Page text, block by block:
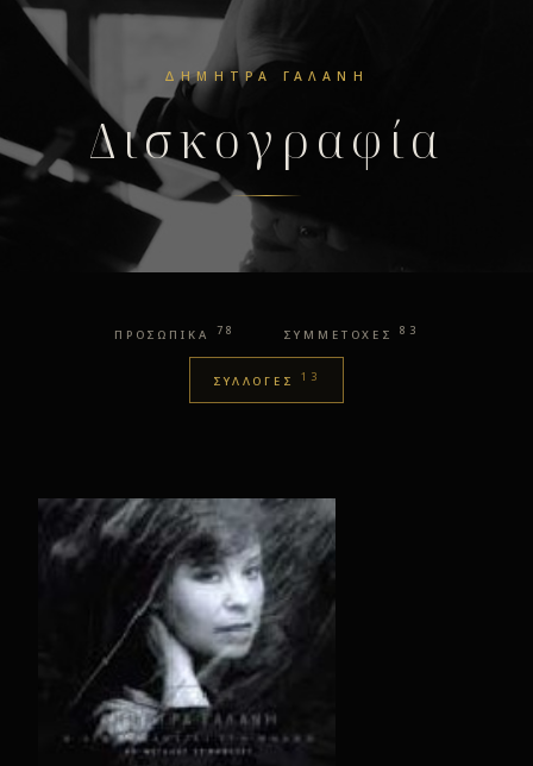
ΔΉΜΗΤΡΑ ΓΑΛΆΝΗ
Δισκογραφία
ΠΡΟΣΩΠΙΚΑ 78 ΣΥΜΜΕΤΟΧΕΣ 83
ΣΥΛΛΟΓΕΣ 13